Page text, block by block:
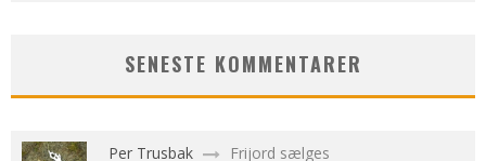
SENESTE KOMMENTARER
Per Trusbak Frijord sælges